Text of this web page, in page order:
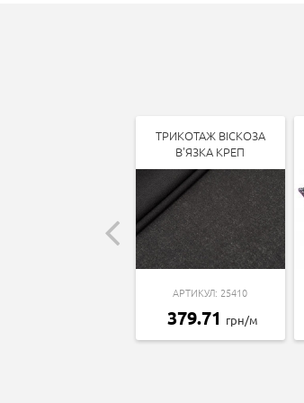
ТРИКОТАЖ ВІСКОЗА
В'ЯЗКА КРЕП
АРТИКУЛ: 25410
379.71 грн/м